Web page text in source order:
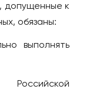
допущенные к
обязаны:
выполнять